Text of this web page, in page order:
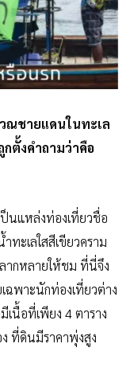
วณชายแดนในทะเล
ตั้งคำถามว่าคือ
ป็นแหล่งท่องเที่ยวชื่อ
ทะเลใสสีเขียวคราม
ากหลายให้ชม ที่นี่จึง
ฉพาะนักท่องเที่ยวต่าง
นื้อที่เพียง 4 ตาราง
ง ที่ดินมีราคาพุ่งสูง